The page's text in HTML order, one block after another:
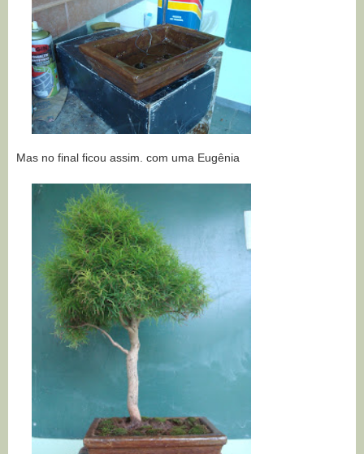
Mas no final ficou assim. com uma Eugênia